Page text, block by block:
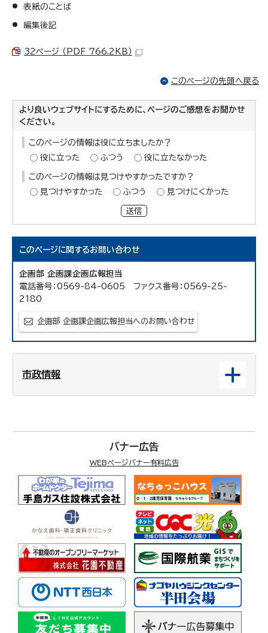
表紙のことば
編集後記
32ページ （PDF 766.2KB）
このページの先頭へ戻る
より良いウェブサイトにするために、ページのご感想をお聞かせ
ください。
このページの情報は役に立ちましたか？
役に立った
ふつう 役に立たなかった
このページの情報は見つけやすかったですか？
見つけやすかった
ふつう 見つけにくかった
送信
このページに関するお問い合わせ
企画部 企画課企画広報担当
電話番号：0569-84-0605 ファクス番号：0569-25-
2180
企画部 企画課企画広報担当へのお問い合わせ
市政情報
バナー広告
WEBページバナー有料広告